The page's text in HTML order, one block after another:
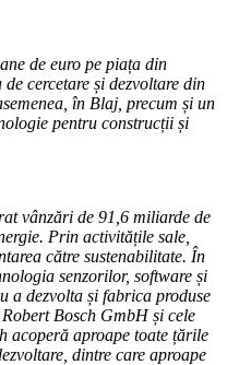
de euro pe piața din
cercetare și dezvoltare din
în Blaj, precum și un
pentru construcții și
vânzări de 91,6 miliarde de
Prin activitățile sale,
către sustenabilitate. În
senzorilor, software și
a dezvolta și fabrica produse
Bosch GmbH și cele
acoperă aproape toate țările
dintre care aproape